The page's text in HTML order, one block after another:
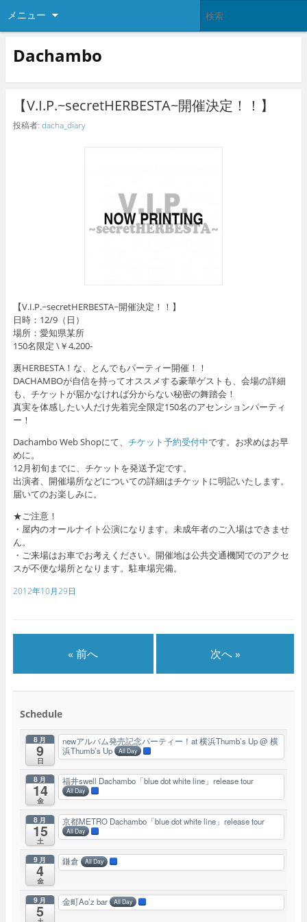
メニュー
Dachambo
【V.I.P.~secretHERBESTA~開催決定！！】
投稿者: dacha_diary
【V.I.P.~secretHERBESTA~開催決定！！】
日時：12/9（日）
場所：愛知県某所
150名限定 \￥4,200-
裏HERBESTA！な、とんでもパーティー開催！！
DACHAMBOが自信を持ってオススメする豪華ゲストも、会場の詳細
も、チケットが届かなければ分からない秘密の舞踏会！
真実を体感したい人だけ先着完全限定150名のアセンションパーティ
ー！
Dachambo Web Shopにて、 チケット予約受付中です。お求めはお早
めに。
12月初旬までに、チケットを発送予定です。
出演者、開催場所などについての詳細はチケットに明記いたします。
届いてのお楽しみに。
★ご注意！
・屋内のオールナイト公演になります。未成年者のご入場はできませ
ん。
・ご来場はお車でお考えください。開催地は公共交通機関でのアクセ
スが不便な場所となります。駐車場完備。
2012年10月29日
« 前へ 次へ »
Schedule
8月
9
日
newアルバム発売記念パーティー！at 横浜Thumb’s Up@ 横
浜Thumb’s Up
All Day
8月
14
金
福井swell Dachambo「blue dot white line」release tour
All Day
8月
15
土
京都METRO Dachambo「blue dot white line」release tour
All Day
9月
4
金
鎌倉 All Day
9月
5 金町Ao’z bar All Day